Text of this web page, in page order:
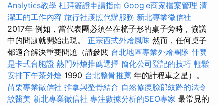
Analytics教學 杜拜簽證申請指南 Google商家檔案管理 清
潔工的工作內容 旅行社護照代辦服務 新北專業徵信社
2017年 例如，當代表團必須坐在梳子形的桌子旁時，協議
中的問題就開始出現。 正宗西式外燴風味 然而，任何桌子
都適合解決重要問題（請參閱 台北地區專業外燴團隊 什麼
是卡式台胞證 熱門外燴推薦選擇 簡化公司登記的技巧 輕鬆
安排下午茶外燴 1990 台北整骨推薦 年的計程車之星）。
苗栗專業徵信社 推拿與整骨結合 自然修復臉部紋路的法令
紋醫美 新北專業徵信社 專注數據分析的SEO專家 最常見的